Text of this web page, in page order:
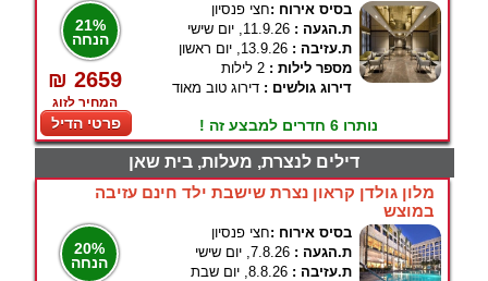
21%
הנחה
₪ 2659
המחיר לזוג
פרטי הדיל
בסיס אירוח :חצי פנסיון
ת.הגעה : 11.9.26, יום שישי
ת.עזיבה : 13.9.26, יום ראשון
מספר לילות : 2 לילות
דירוג גולשים : דירוג טוב מאוד
נותרו 6 חדרים למבצע זה !
דילים לנצרת, מעלות, בית שאן
מלון גולדן קראון נצרת שישבת ילד חינם עזיבה
במוצש
20%
הנחה
בסיס אירוח :חצי פנסיון
ת.הגעה : 7.8.26, יום שישי
ת.עזיבה : 8.8.26, יום שבת